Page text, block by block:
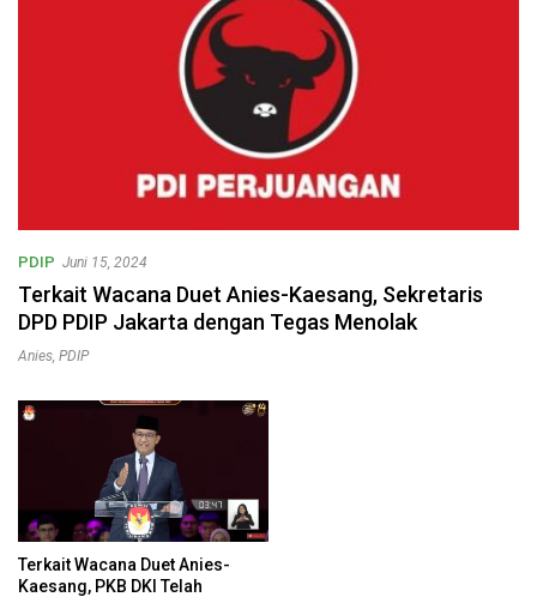
PDIP Juni 15, 2024
Terkait Wacana Duet Anies-Kaesang, Sekretaris
DPD PDIP Jakarta dengan Tegas Menolak
Anies, PDIP
Terkait Wacana Duet Anies-
Kaesang, PKB DKI Telah